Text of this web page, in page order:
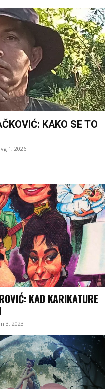
KAKO SE TO
1, 2026
KAD KARIKATURE
3, 2023